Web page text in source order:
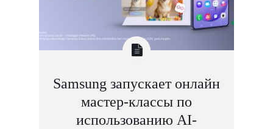
Samsung запускает онлайн
мастер-классы по
использованию AI-